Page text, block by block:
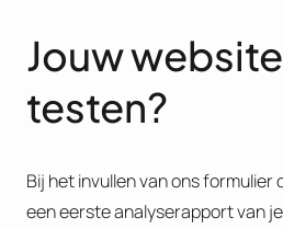
Jouw
testen?
Bij het invullen van ons formulier
een eerste analyserapport van